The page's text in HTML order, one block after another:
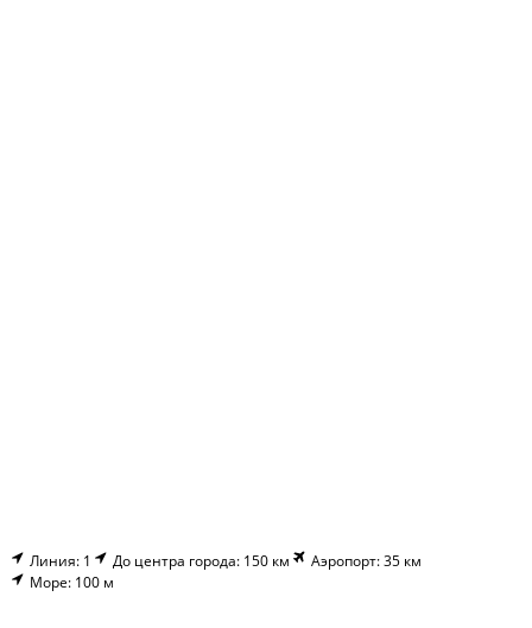
Линия: 1 До центра города: 150 км
Аэропорт: 35 км
Море: 100 м